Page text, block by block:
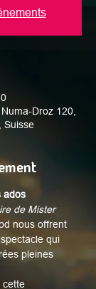
Droz 120,
Suisse
ados
de Mister
nous offrent
qui
pleines
cette